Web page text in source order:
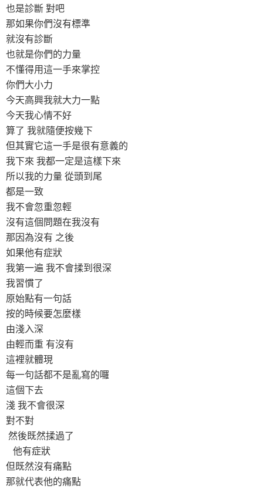
也是診斷 對吧
那如果你們沒有標準
就沒有診斷
也就是你們的力量
不懂得用這一手來掌控
你們大小力
今天高興我就大力一點
今天我心情不好
算了 我就隨便按幾下
但其實它這一手是很有意義的
我下來 我都一定是這樣下來
所以我的力量 從頭到尾
都是一致
我不會忽重忽輕
沒有這個問題在我沒有
那因為沒有 之後
如果他有症狀
我第一遍 我不會揉到很深
我習慣了
原始點有一句話
按的時候要怎麼樣
由淺入深
由輕而重 有沒有
這裡就體現
每一句話都不是亂寫的囉
這個下去
淺 我不會很深
對不對
然後既然揉過了
他有症狀
但既然沒有痛點
那就代表他的痛點